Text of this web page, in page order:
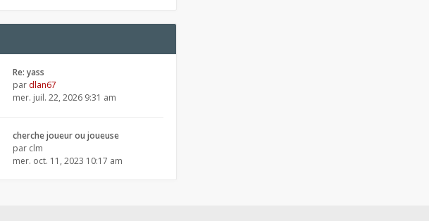
Re: yass
par dlan67
mer. juil. 22, 2026 9:31 am
cherche joueur ou joueuse
par clm
mer. oct. 11, 2023 10:17 am